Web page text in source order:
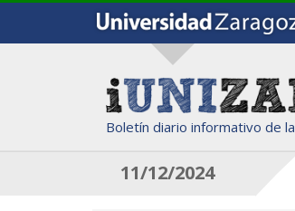
Boletín diario informativo de la
11/12/2024